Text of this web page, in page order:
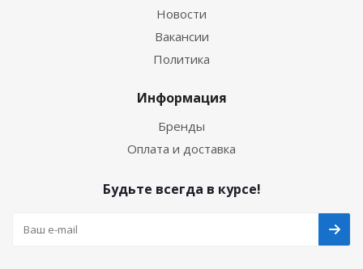
Новости
Вакансии
Политика
Информация
Бренды
Оплата и доставка
Будьте всегда в курсе!